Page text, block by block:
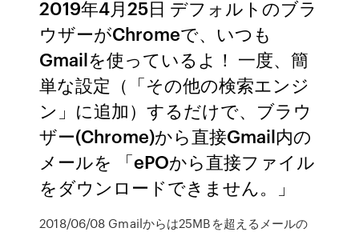
2019年4月25日 デフォルトのブラ
ウザーがChromeで、いつも
Gmailを使っているよ！ 一度、簡
単な設定（「その他の検索エンジ
ン」に追加）するだけで、ブラウ
ザー(Chrome)から直接Gmail内の
メールを 「ePOから直接ファイル
をダウンロードできません。」
2018/06/08 Gmailからは25MBを超えるメールの